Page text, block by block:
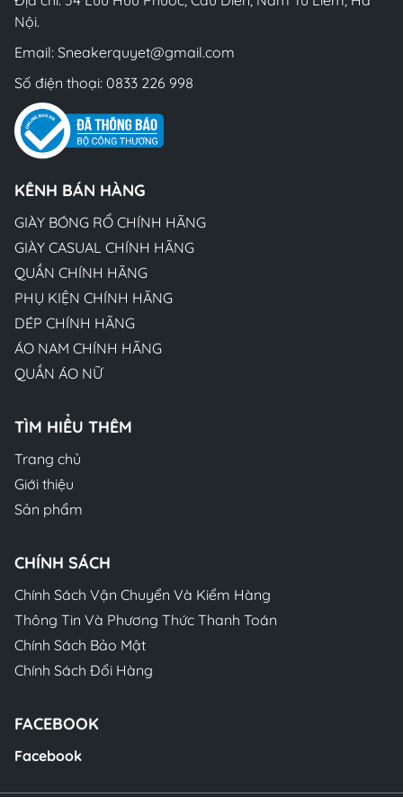
Nội.
Email: Sneakerquyet@gmail.com
Số điện thoại: 0833 226 998
KÊNH BÁN HÀNG
GIÀY BÓNG RỔ CHÍNH HÃNG
GIÀY CASUAL CHÍNH HÃNG
QUẦN CHÍNH HÃNG
PHỤ KIỆN CHÍNH HÃNG
DÉP CHÍNH HÃNG
ÁO NAM CHÍNH HÃNG
QUẦN ÁO NỮ
TÌM HIỂU THÊM
Trang chủ
Giới thiệu
Sản phẩm
CHÍNH SÁCH
Chính Sách Vận Chuyển Và Kiểm Hàng
Thông Tin Và Phương Thức Thanh Toán
Chính Sách Bảo Mật
Chính Sách Đổi Hàng
FACEBOOK
Facebook